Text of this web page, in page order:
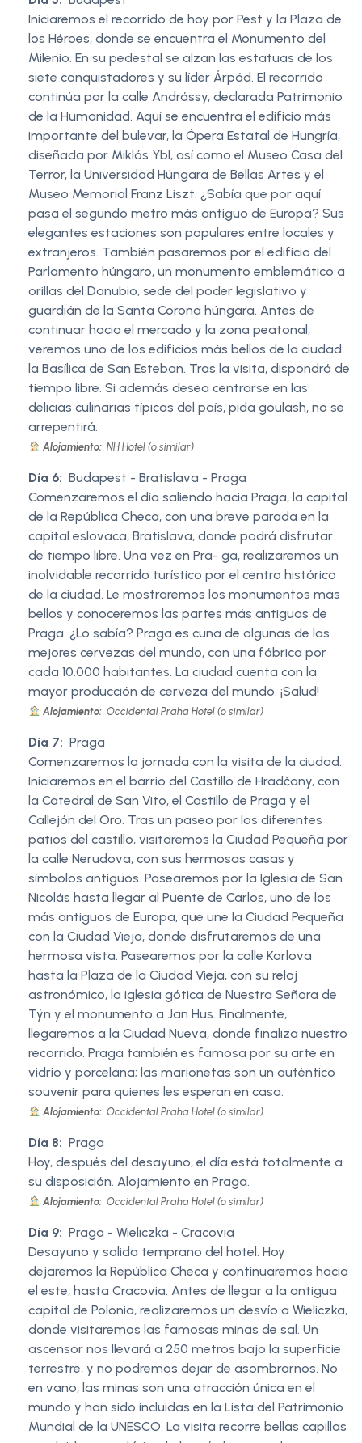
Iniciaremos el recorrido de hoy por Pest y la Plaza de
los Héroes, donde se encuentra el Monumento del
Milenio. En su pedestal se alzan las estatuas de los
siete conquistadores y su líder Árpád. El recorrido
continúa por la calle Andrássy, declarada Patrimonio
de la Humanidad. Aquí se encuentra el edificio más
importante del bulevar, la Ópera Estatal de Hungría,
diseñada por Miklós Ybl, así como el Museo Casa del
Terror, la Universidad Húngara de Bellas Artes y el
Museo Memorial Franz Liszt. ¿Sabía que por aquí
pasa el segundo metro más antiguo de Europa? Sus
elegantes estaciones son populares entre locales y
extranjeros. También pasaremos por el edificio del
Parlamento húngaro, un monumento emblemático a
orillas del Danubio, sede del poder legislativo y
guardián de la Santa Corona húngara. Antes de
continuar hacia el mercado y la zona peatonal,
veremos uno de los edificios más bellos de la ciudad:
la Basílica de San Esteban. Tras la visita, dispondrá de
tiempo libre. Si además desea centrarse en las
delicias culinarias típicas del país, pida goulash, no se
arrepentirá.
Alojamiento: NH Hotel (o similar)
Día 6: Budapest - Bratislava - Praga
Comenzaremos el día saliendo hacia Praga, la capital
de la República Checa, con una breve parada en la
capital eslovaca, Bratislava, donde podrá disfrutar
de tiempo libre. Una vez en Pra- ga, realizaremos un
inolvidable recorrido turístico por el centro histórico
de la ciudad. Le mostraremos los monumentos más
bellos y conoceremos las partes más antiguas de
Praga. ¿Lo sabía? Praga es cuna de algunas de las
mejores cervezas del mundo, con una fábrica por
cada 10.000 habitantes. La ciudad cuenta con la
mayor producción de cerveza del mundo. ¡Salud!
Alojamiento: Occidental Praha Hotel (o similar)
Día 7: Praga
Comenzaremos la jornada con la visita de la ciudad.
Iniciaremos en el barrio del Castillo de Hradčany, con
la Catedral de San Vito, el Castillo de Praga y el
Callejón del Oro. Tras un paseo por los diferentes
patios del castillo, visitaremos la Ciudad Pequeña por
la calle Nerudova, con sus hermosas casas y
símbolos antiguos. Pasearemos por la Iglesia de San
Nicolás hasta llegar al Puente de Carlos, uno de los
más antiguos de Europa, que une la Ciudad Pequeña
con la Ciudad Vieja, donde disfrutaremos de una
hermosa vista. Pasearemos por la calle Karlova
hasta la Plaza de la Ciudad Vieja, con su reloj
astronómico, la iglesia gótica de Nuestra Señora de
Týn y el monumento a Jan Hus. Finalmente,
llegaremos a la Ciudad Nueva, donde finaliza nuestro
recorrido. Praga también es famosa por su arte en
vidrio y porcelana; las marionetas son un auténtico
souvenir para quienes les esperan en casa.
Alojamiento: Occidental Praha Hotel (o similar)
Día 8: Praga
Hoy, después del desayuno, el día está totalmente a
su disposición. Alojamiento en Praga.
Alojamiento: Occidental Praha Hotel (o similar)
Día 9: Praga - Wieliczka - Cracovia
Desayuno y salida temprano del hotel. Hoy
dejaremos la República Checa y continuaremos hacia
el este, hasta Cracovia. Antes de llegar a la antigua
capital de Polonia, realizaremos un desvío a Wieliczka,
donde visitaremos las famosas minas de sal. Un
ascensor nos llevará a 250 metros bajo la superficie
terrestre, y no podremos dejar de asombrarnos. No
en vano, las minas son una atracción única en el
mundo y han sido incluidas en la Lista del Patrimonio
Mundial de la UNESCO. La visita recorre bellas capillas